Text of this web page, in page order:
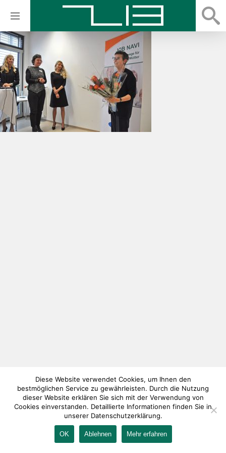
IMPRESSUM KONTAKT AGB DATENSCHUTZ
Diese Website verwendet Cookies, um Ihnen den
bestmöglichen Service zu gewährleisten. Durch die Nutzung
dieser Website erklären Sie sich mit der Verwendung von
Cookies einverstanden. Detaillierte Informationen finden Sie in
unserer Datenschutzerklärung.
OK Ablehnen Mehr erfahren